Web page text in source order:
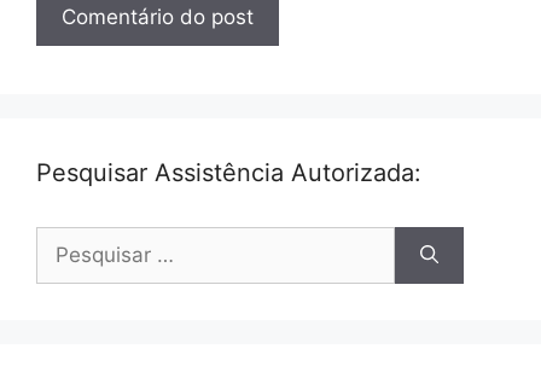
Pesquisar Assistência Autorizada:
por: